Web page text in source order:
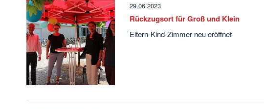
29.06.2023
Rückzugsort für Groß und Klein
Eltern-Kind-Zimmer neu eröffnet